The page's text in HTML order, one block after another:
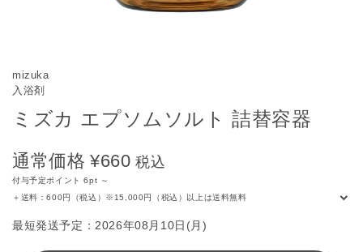
mizuka
入浴剤
ミズカ エプソムソルト 詰替容器
通常価格 ¥660 税込
付与予定ポイント 6pt ～
＋送料：600円（税込）※15,000円（税込）以上は送料無料
最短発送予定： 2026年08月10日(月)